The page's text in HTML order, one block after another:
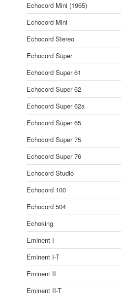
Echocord Mini (1965)
Echocord Mini
Echocord Stereo
Echocord Super
Echocord Super 61
Echocord Super 62
Echocord Super 62a
Echocord Super 65
Echocord Super 75
Echocord Super 76
Echocord Studio
Echocord 100
Echocord 504
Echoking
Eminent I
Eminent I-T
Eminent II
Eminent II-T